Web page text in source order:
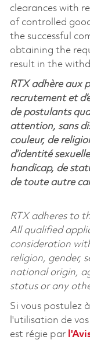
clearances with
of controlled
the successful
obtaining the
result in the
RTX adhère aux
recrutement et
de postulants
attention, sans
couleur, de
d’identité
handicap, de
de toute autre
RTX adheres to
All qualified
consideration
religion, gender,
national origin,
status or any
Si vous postulez
l'utilisation de
est régie par l'